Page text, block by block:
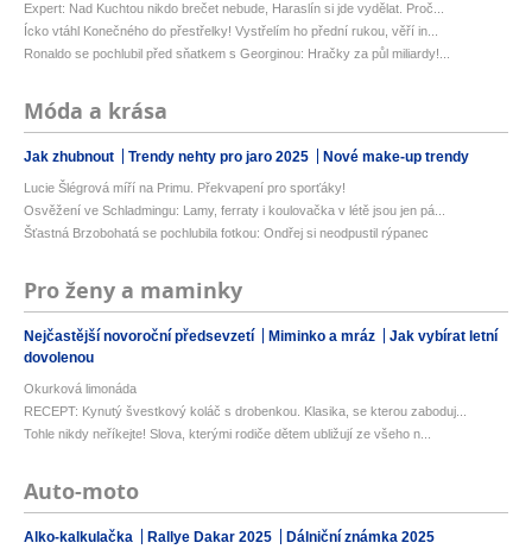
Expert: Nad Kuchtou nikdo brečet nebude, Haraslín si jde vydělat. Proč...
Ícko vtáhl Konečného do přestřelky! Vystřelím ho přední rukou, věří in...
Ronaldo se pochlubil před sňatkem s Georginou: Hračky za půl miliardy!...
Móda a krása
Jak zhubnout Trendy nehty pro jaro 2025 Nové make-up trendy
Lucie Šlégrová míří na Primu. Překvapení pro sporťáky!
Osvěžení ve Schladmingu: Lamy, ferraty i koulovačka v létě jsou jen pá...
Šťastná Brzobohatá se pochlubila fotkou: Ondřej si neodpustil rýpanec
Pro ženy a maminky
Nejčastější novoroční předsevzetí Miminko a mráz
Jak vybírat letní
dovolenou
Okurková limonáda
RECEPT: Kynutý švestkový koláč s drobenkou. Klasika, se kterou zaboduj...
Tohle nikdy neříkejte! Slova, kterými rodiče dětem ubližují ze všeho n...
Auto-moto
Alko-kalkulačka Rallye Dakar 2025 Dálniční známka 2025